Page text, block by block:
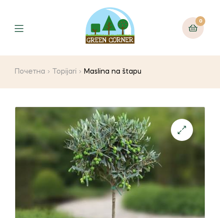
Menu
0
Почетна Topijari Maslina na štapu